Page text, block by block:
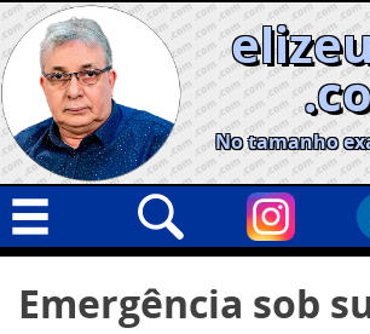
Skip
to
content
No tamanho
Geral
por:
Emergência sob